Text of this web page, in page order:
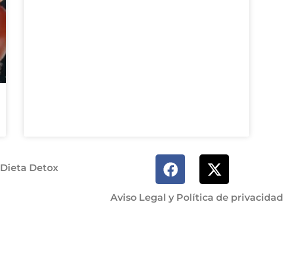
Dieta Detox
Aviso Legal y Política de privacidad